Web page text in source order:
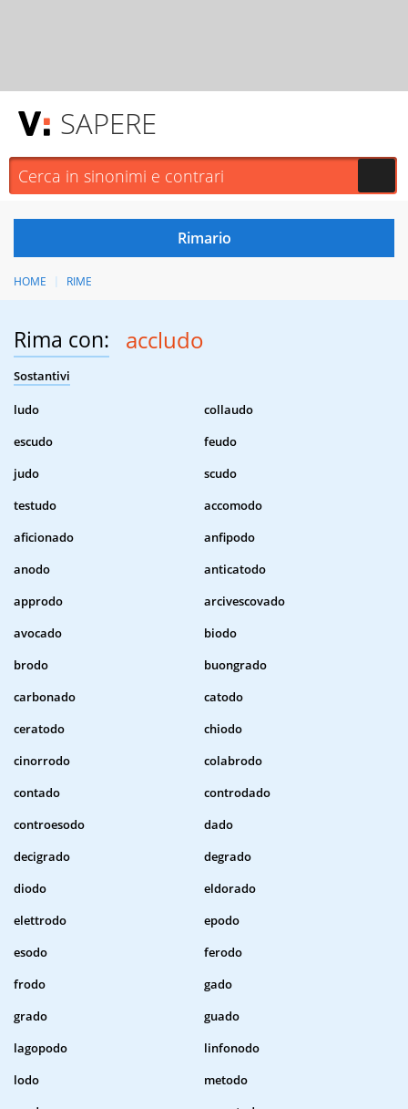
SAPERE
HOME RIME
Rima con: accludo
Sostantivi
ludo
collaudo
escudo
feudo
judo
scudo
testudo
accomodo
aficionado
anfipodo
anodo
anticatodo
approdo
arcivescovado
avocado
biodo
brodo
buongrado
carbonado
catodo
ceratodo
chiodo
cinorrodo
colabrodo
contado
controdado
controesodo
dado
decigrado
degrado
diodo
eldorado
elettrodo
epodo
esodo
ferodo
frodo
gado
grado
guado
lagopodo
linfonodo
lodo
metodo